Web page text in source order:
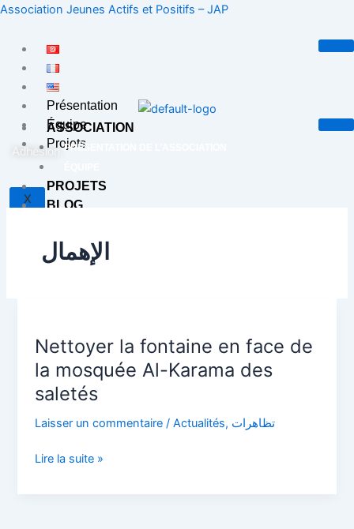
Aller
contenu
Association Jeunes Actifs et Positifs – JAP
Présentation
Équipe
Projets
X
ASSOCIATION
PRÉSENTATION DE L’ASSOCIATION
PROJETS
BLOG
Adhésion
الإهمال
Nettoyer la fontaine en face de
la mosquée Al-Karama des
saletés
Laisser un commentaire /Actualités, تظاهرات
fontaine
en
face
de
la
Al-
Lire la suite »